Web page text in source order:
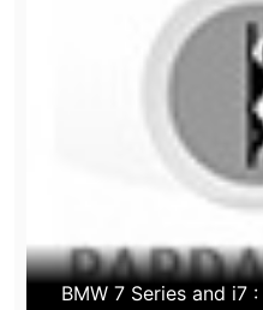
BMW 7 Series and i7